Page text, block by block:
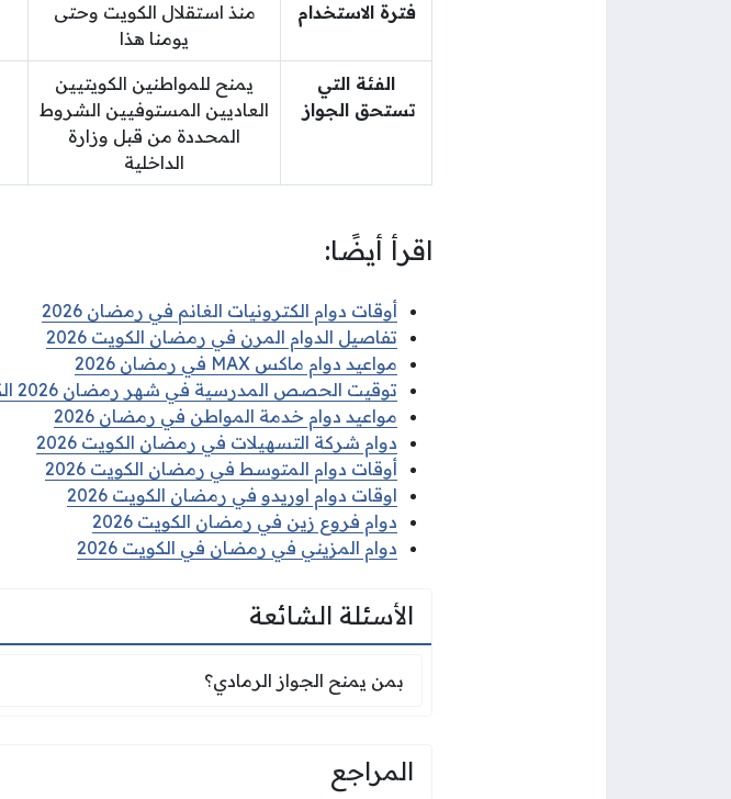
فترة الاستخدام
منذ استقلال الكويت وحتى
يومنا هذا
الفئة التي
تستحق الجواز
يمنح للمواطنين الكويتيين
العاديين المستوفيين الشروط
المحددة من قبل وزارة
الداخلية
اقرأ أيضًا:
أوقات دوام الكترونيات الغانم في رمضان 2026
تفاصيل الدوام المرن في رمضان الكويت 2026
مواعيد دوام ماكس MAX في رمضان 2026
توقيت الحصص المدرسية في شهر رمضان 2026 الكويت
مواعيد دوام خدمة المواطن في رمضان 2026
دوام شركة التسهيلات في رمضان الكويت 2026
أوقات دوام المتوسط في رمضان الكويت 2026
اوقات دوام اوريدو في رمضان الكويت 2026
دوام فروع زين في رمضان الكويت 2026
دوام المزيني في رمضان في الكويت 2026
الأسئلة الشائعة
بمن يمنح الجواز الرمادي؟
بمن يمنح الجواز الرمادي؟
المراجع